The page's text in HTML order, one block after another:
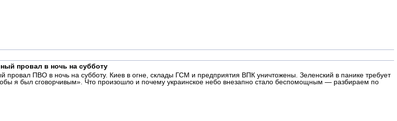
провал в ночь на субботу
ПВО в ночь на субботу. Киев в огне, склады ГСМ и предприятия ВПК уничтожены. Зеленский в панике требует
я был сговорчивым». Что произошло и почему украинское небо внезапно стало беспомощным — разбираем по